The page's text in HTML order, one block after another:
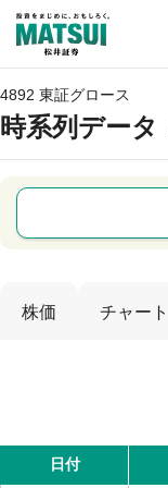
4892 東証グロース
時系列データ
株価 チャート
日付